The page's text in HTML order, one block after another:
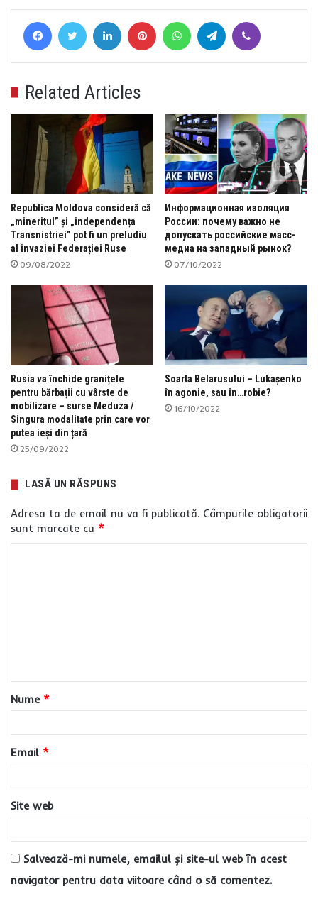
FacebookTwitter LinkedIn Pinterest WhatsAppTelegram
Related Articles
Republica Moldova consideră că
„mineritul” și „independența
Transnistriei” pot fi un preludiu
al invaziei Federației Ruse
09/08/2022
Информационная изоляция
России: почему важно не
допускать российские масс-
медиа на западный рынок?
07/10/2022
Rusia va închide granițele
pentru bărbații cu vârste de
mobilizare – surse Meduza /
Singura modalitate prin care vor
putea ieși din țară
25/09/2022
Soarta Belarusului – Lukașenko
în agonie, sau în…robie?
16/10/2022
LASĂ UN RĂSPUNS
Adresa ta de email nu va fi publicată. Câmpurile obligatorii
sunt marcate cu *
a
r
u
*
Nume *
Email *
Site web
Salvează-mi numele, emailul și site-ul web în acest
navigator pentru data viitoare când o să comentez.